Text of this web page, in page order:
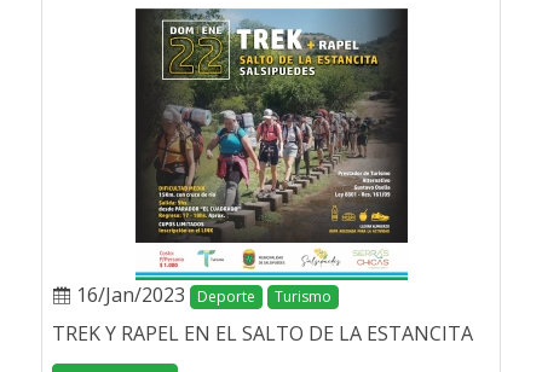
16/Jan/2023 Deporte Turismo
TREK Y RAPEL EN EL SALTO DE LA ESTANCITA